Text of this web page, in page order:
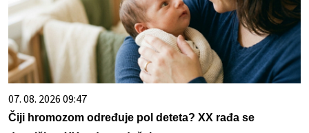
07. 08. 2026 09:47
Čiji hromozom određuje pol deteta? XX rađa se